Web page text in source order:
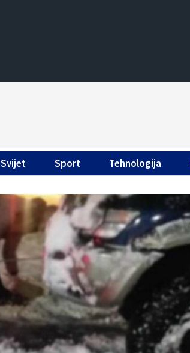
Svijet Sport Tehnologija